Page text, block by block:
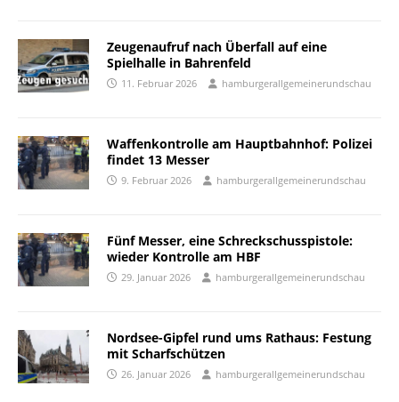
Zeugenaufruf nach Überfall auf eine
Spielhalle in Bahrenfeld
11. Februar 2026 hamburgerallgemeinerundschau
Waffenkontrolle am Hauptbahnhof: Polizei
findet 13 Messer
9. Februar 2026 hamburgerallgemeinerundschau
Fünf Messer, eine Schreckschusspistole:
wieder Kontrolle am HBF
29. Januar 2026 hamburgerallgemeinerundschau
Nordsee-Gipfel rund ums Rathaus: Festung
mit Scharfschützen
26. Januar 2026 hamburgerallgemeinerundschau